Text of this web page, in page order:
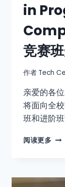
in
竞赛
作者 Tech
亲爱的各
将面向全
班和进阶
阅读更多